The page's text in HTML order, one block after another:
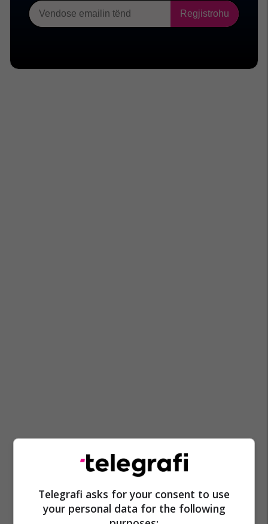
Telegrafi asks for your consent to use
your personal data for the following